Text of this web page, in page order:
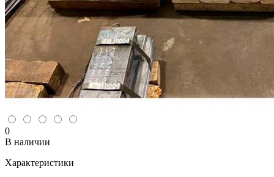
0
В наличии
Характеристики